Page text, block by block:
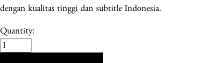
dengan kualitas tinggi dan subtitle Indonesia.
Quantity: